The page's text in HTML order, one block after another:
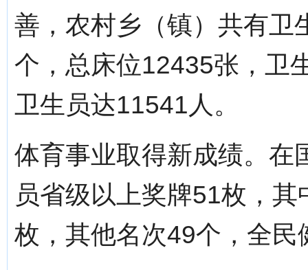
善，农村乡（镇）共有卫
个，总床位12435张，卫
卫生员达11541人。
体育事业取得新成绩。在
员省级以上奖牌51枚，
枚，其他名次49个，全